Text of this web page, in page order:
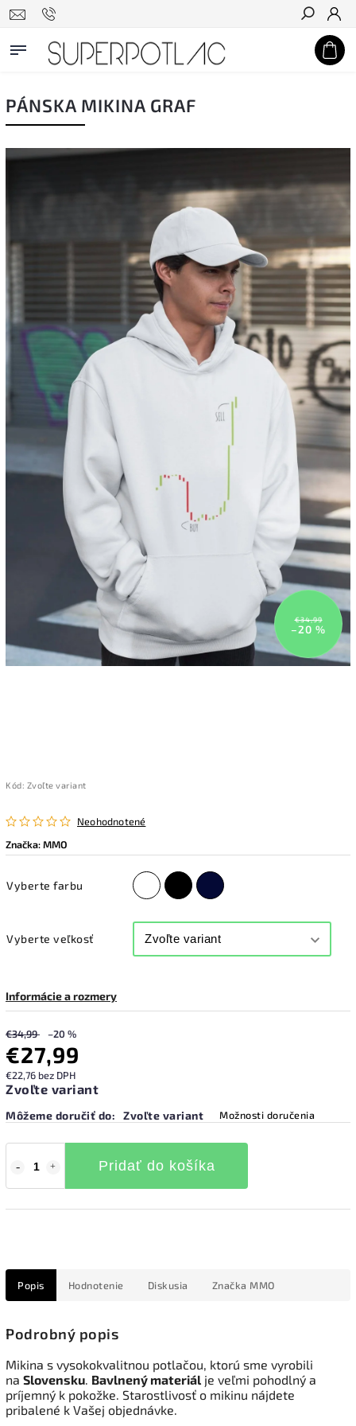
Hľadať
PÁNSKA MIKINA GRAF
€34,99
–20 %
Kód: Zvoľte variant
Neohodnotené
Značka:MMO
Vyberte farbu
Vyberte veľkosť
Informácie a rozmery
€34,99 –20 %
€27,99
€22,76 bez DPH
Zvoľte variant
Môžeme doručiť do: Zvoľte variant Možnosti doručenia
Pridať do košíka
Popis Hodnotenie Diskusia Značka MMO
Podrobný popis
Mikina s vysokokvalitnou potlačou, ktorú sme vyrobili
na Slovensku. Bavlnený materiál je veľmi pohodlný a
príjemný k pokožke. Starostlivosť o mikinu nájdete
pribalené k Vašej objednávke.